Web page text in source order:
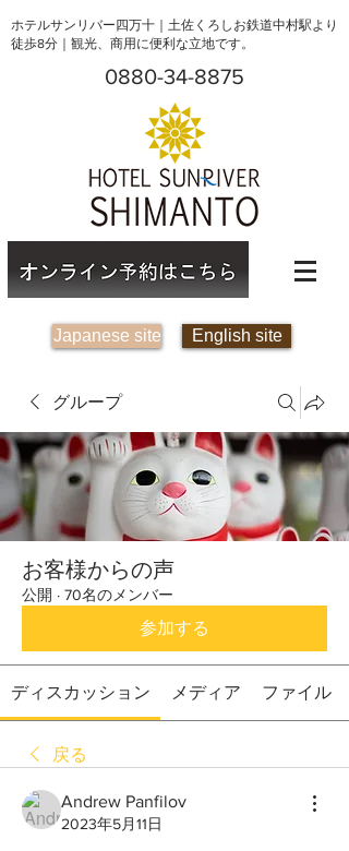
ホテルサンリバー四万十｜土佐くろしお鉄道中村駅より
徒歩8分｜観光、商用に便利な立地です。
0880-34-8875
Japanese site English site
グループ
お客様からの声
公開 · 70名のメンバー
参加する
ディスカッション メディア ファイル
戻る
Andrew Panfilov
2023年5月11日